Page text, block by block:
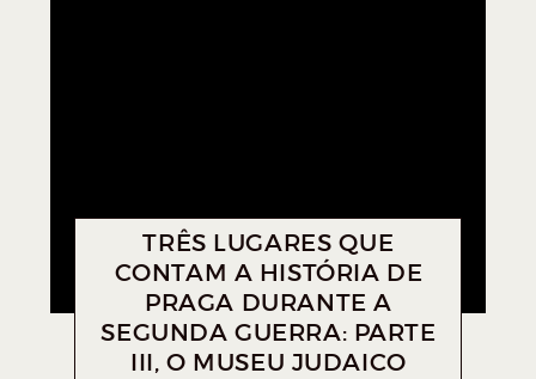
TRÊS LUGARES QUE
CONTAM A HISTÓRIA DE
PRAGA DURANTE A
SEGUNDA GUERRA: PARTE
III, O MUSEU JUDAICO